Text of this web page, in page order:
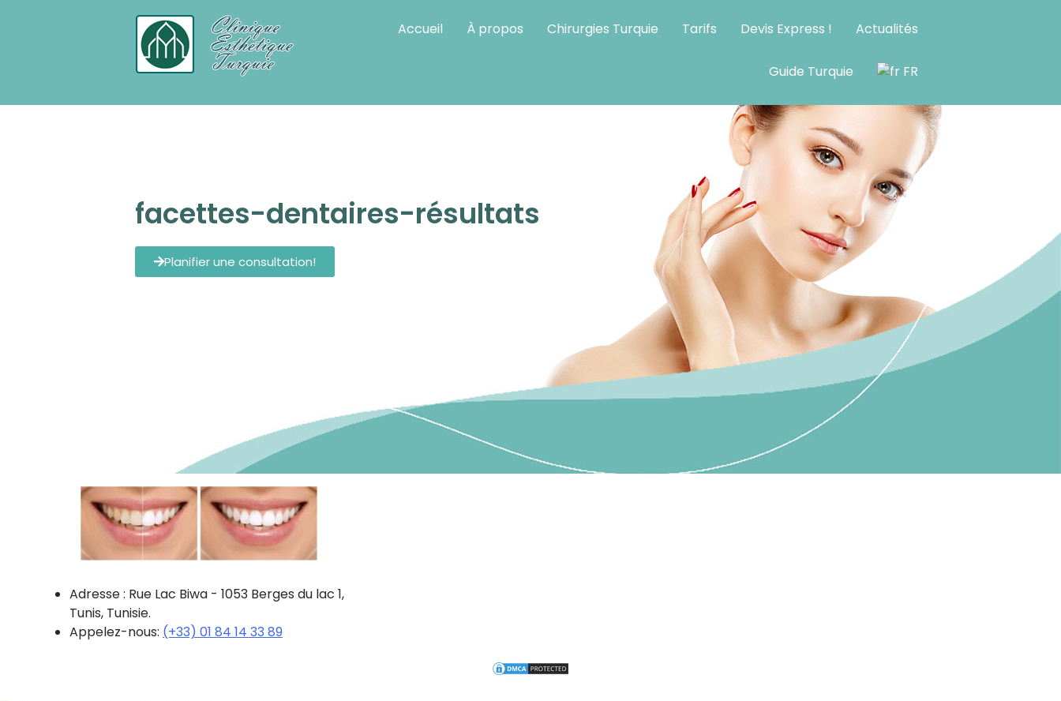
Chirurgie Esthetique Turquie tout compris
Accueil À propos Chirurgies Turquie Tarifs Devis Express ! Actualités
Guide Turquie FR
facettes-dentaires-résultats
Planifier une consultation!
Adresse : Rue Lac Biwa - 1053 Berges du lac 1,
Tunis, Tunisie.
Appelez-nous: (+33) 01 84 14 33 89